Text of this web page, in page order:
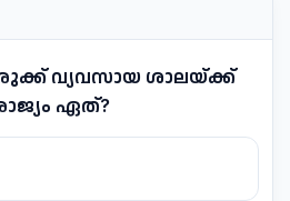
വ്യവസായ ശാലയ്ക്ക്
ഏത്?